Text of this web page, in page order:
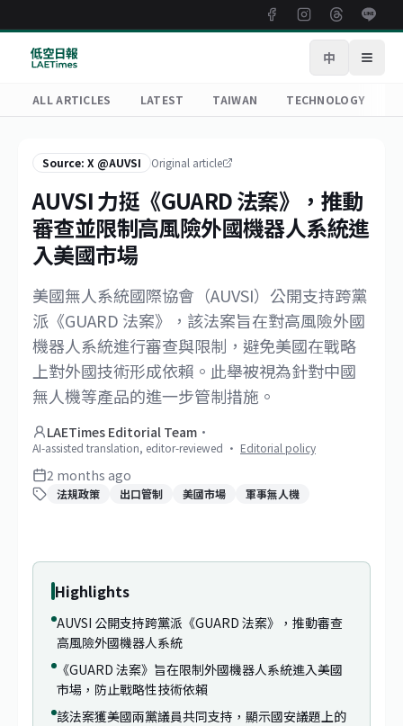
中 Open
ALL ARTICLES LATEST TAIWAN TECHNOLOGY
Source: X @AUVSI Original article
AUVSI 力挺《GUARD 法案》，推動
審查並限制高風險外國機器人系統進
入美國市場
美國無人系統國際協會（AUVSI）公開支持跨黨
派《GUARD 法案》，該法案旨在對高風險外國
機器人系統進行審查與限制，避免美國在戰略
上對外國技術形成依賴。此舉被視為針對中國
無人機等產品的進一步管制措施。
LAETimes Editorial Team ·
AI-assisted translation, editor-reviewed · Editorial policy
2 months ago
法規政策 出口管制 美國市場 軍事無人機
Highlights
AUVSI 公開支持跨黨派《GUARD 法案》，推動審查
高風險外國機器人系統
《GUARD 法案》旨在限制外國機器人系統進入美國
市場，防止戰略性技術依賴
該法案獲美國兩黨議員共同支持，顯示國安議題上的